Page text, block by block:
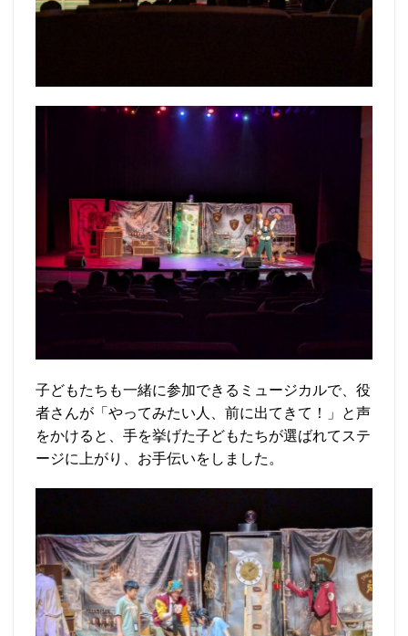
子どもたちも一緒に参加できるミュージカルで、役
者さんが「やってみたい人、前に出てきて！」と声
をかけると、手を挙げた子どもたちが選ばれてステ
ージに上がり、お手伝いをしました。